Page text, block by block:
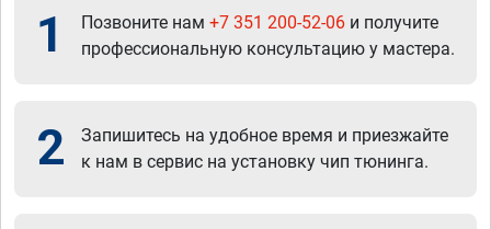
1 Позвоните нам +7 351 200-52-06 и получите
профессиональную консультацию у мастера.
2
Запишитесь на удобное время и приезжайте
к нам в сервис на установку чип тюнинга.